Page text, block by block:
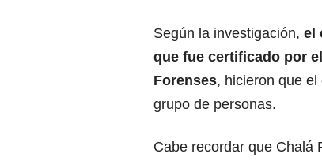
Según la investigación, el
que fue certificado por
Forenses, hicieron que
grupo de personas.
Cabe recordar que Chalá